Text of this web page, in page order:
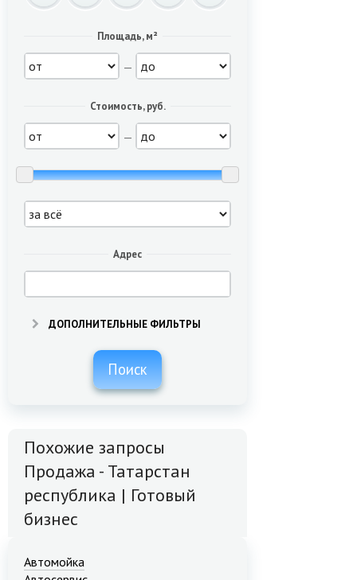
Площадь, м²
—
Стоимость, руб.
—
Адрес
ДОПОЛНИТЕЛЬНЫЕ ФИЛЬТРЫ
Поиск
Похожие запросы
Продажа - Татарстан
республика | Готовый
бизнес
Автомойка